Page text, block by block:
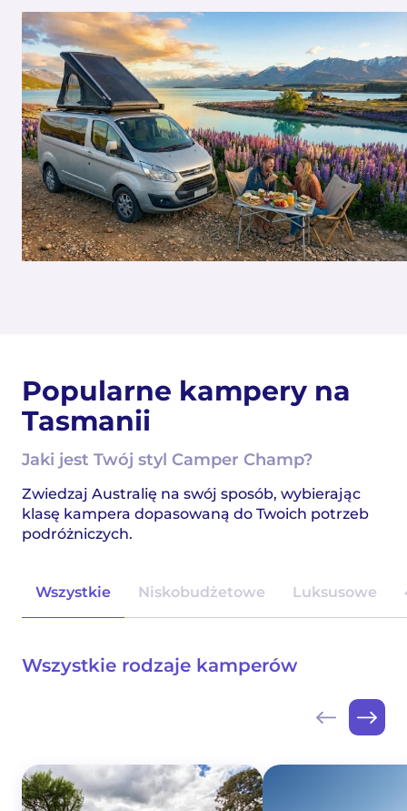
Popularne kampery na
Tasmanii
Jaki jest Twój styl Camper Champ?
Zwiedzaj Australię na swój sposób, wybierając
klasę kampera dopasowaną do Twoich potrzeb
podróżniczych.
Wszystkie Niskobudżetowe Luksusowe
Wszystkie rodzaje kamperów